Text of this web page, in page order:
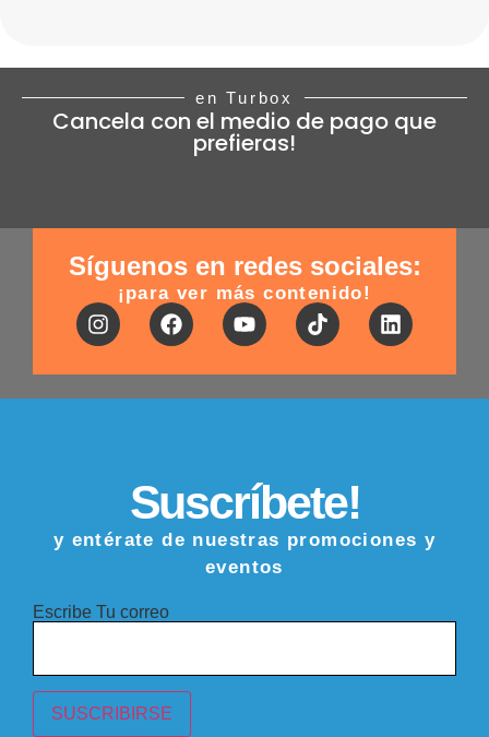
en Turbox
Cancela con el medio de pago que
prefieras!
Síguenos en redes sociales:
¡para ver más contenido!
Suscríbete!
y entérate de nuestras promociones y
eventos
Escribe Tu correo